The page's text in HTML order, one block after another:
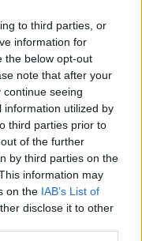
to third parties, or
information for
the below opt-out
note that after your
seeing
information utilized by
third parties prior to
of the further
by third parties on the
information may
on the IAB’s List of
disclose it to other
τώρα, με βάση τον
η κοινωνία είναι
στο μίσος.
κάποιος να είναι
Ή και να
αυτά τα δικαιώματα,